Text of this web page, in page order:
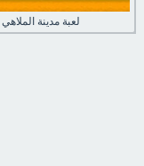
لعبة مدينة الملاهي